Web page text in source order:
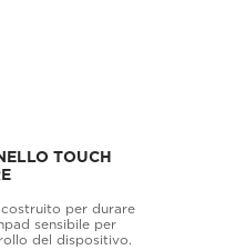
TOUCH
per durare
sensibile per
del dispositivo.